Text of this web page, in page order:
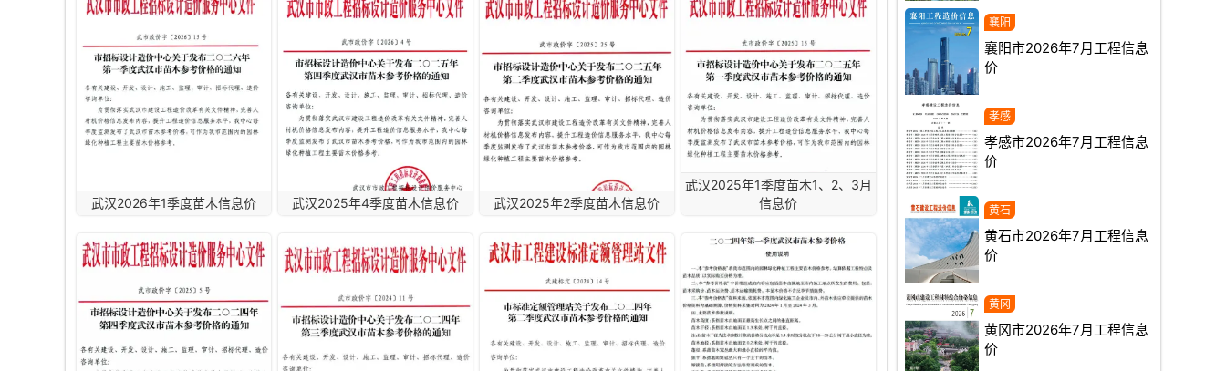
武汉2026年1季度苗木信息价 武汉2025年4季度苗木信息价 武汉2025年2季度苗木信息价
武汉2025年1季度苗木1、2、3月
信息价
襄阳市2026年7月工程信息
价
孝感市2026年7月工程信息
价
黄石市2026年7月工程信息
价
黄冈市2026年7月工程信息
价